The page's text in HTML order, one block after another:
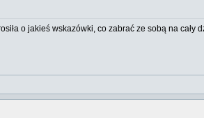
o jakieś wskazówki, co zabrać ze sobą na